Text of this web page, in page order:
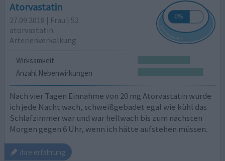
Atorvastatin
27.09.2018 | Frau | 52
atorvastatin
Arterienverkalkung
Wirksamkeit
Anzahl Nebenwirkungen
Nach vier Tagen Einnahme von 20 mg Atorvastatin wurde
ich jede Nacht wach, schweißgebadet egal wie kühl das
Schlafzimmer war und war hellwach bis zum nächsten
Morgen gegen 6 Uhr, wenn ich hätte aufstehen müssen.
ihre erfahrung